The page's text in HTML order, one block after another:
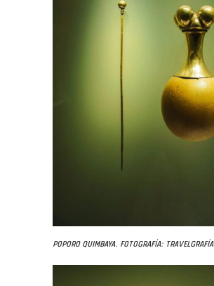
Poporo Quimbaya. Fotografía: Travelgrafía